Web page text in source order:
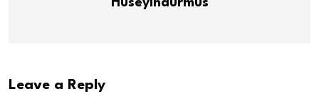
Huseyindurmus
Leave a Reply